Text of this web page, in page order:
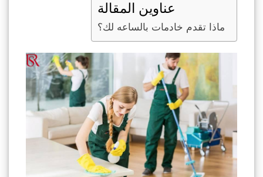
عناوين المقالة
ماذا تقدم خادمات بالساعه لك؟